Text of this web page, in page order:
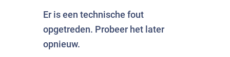
Er is een technische fout
opgetreden. Probeer het later
opnieuw.